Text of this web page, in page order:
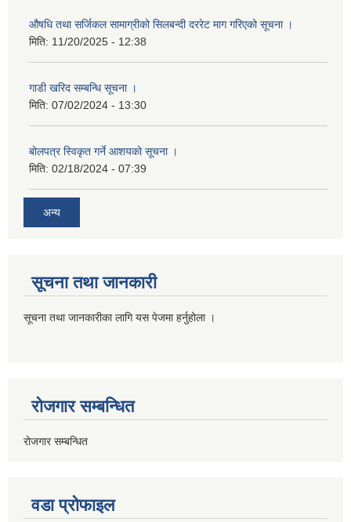
औषधि तथा सर्जिकल सामाग्रीको सिलबन्दी दररेट माग गरिएको सूचना ।
मिति: 11/20/2025 - 12:38
गाडी खरिद सम्बन्धि सूचना ।
मिति: 07/02/2024 - 13:30
बोलपत्र स्विकृत गर्ने आशयको सूचना ।
मिति: 02/18/2024 - 07:39
अन्य
सूचना तथा जानकारी
सूचना तथा जानकारीका लागि यस पेजमा हर्नुहोला ।
रोजगार सम्बन्धित
रोजगार सम्बन्धित
वडा प्रोफाइल